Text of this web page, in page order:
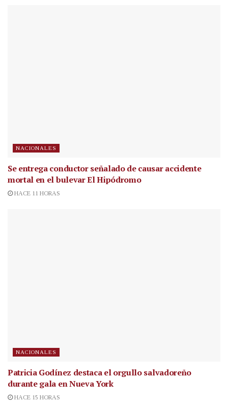
NACIONALES
Se entrega conductor señalado de causar accidente
mortal en el bulevar El Hipódromo
HACE 11 HORAS
NACIONALES
Patricia Godínez destaca el orgullo salvadoreño
durante gala en Nueva York
HACE 15 HORAS